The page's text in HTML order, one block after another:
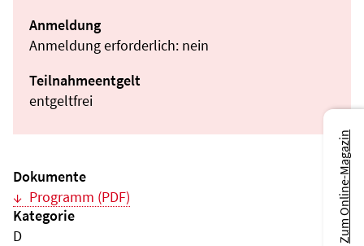
Anmeldung
Anmeldung erforderlich: nein
Teilnahmeentgelt
entgeltfrei
Dokumente
Programm (PDF)
Kategorie
D
Zum Online-Magazin